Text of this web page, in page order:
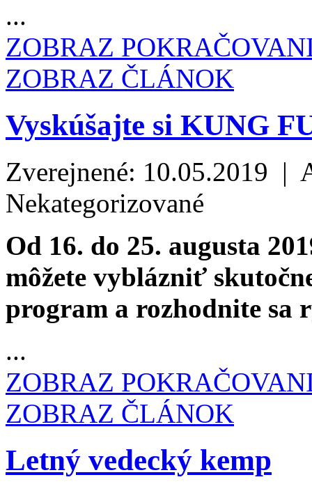
...
ZOBRAZ
ZOBRAZ ČLÁNOK
Vyskúšajte si KUNG
Zverejnené: 10.05.2019 |
Nekategorizované
Od 16. do 25. augusta
môžete vyblázniť
program a rozhodnite sa
...
ZOBRAZ
ZOBRAZ ČLÁNOK
Letný vedecký kemp